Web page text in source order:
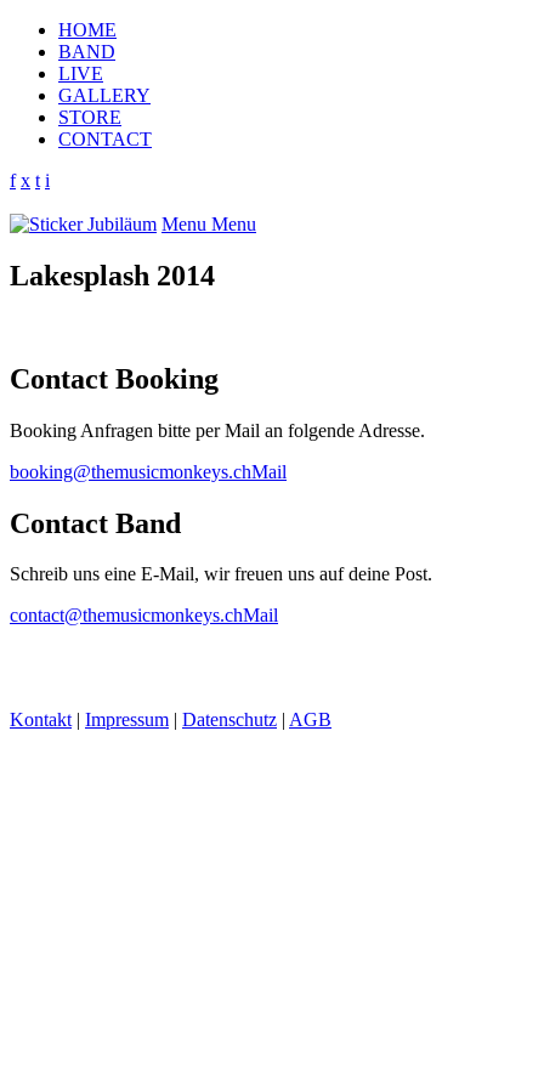
HOME
BAND
LIVE
GALLERY
STORE
CONTACT
f x t i
Menu Menu
Lakesplash 2014
Contact Booking
Booking Anfragen bitte per Mail an folgende Adresse.
booking@themusicmonkeys.chMail
Contact Band
Schreib uns eine E-Mail, wir freuen uns auf deine Post.
contact@themusicmonkeys.chMail
Kontakt | Impressum | Datenschutz | AGB